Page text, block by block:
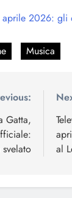
aprile 2026: gli
Musica
Gatta,
svelato
al